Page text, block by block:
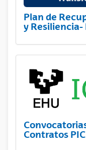
Plan de
y Resiliencia-
Contratos PIC